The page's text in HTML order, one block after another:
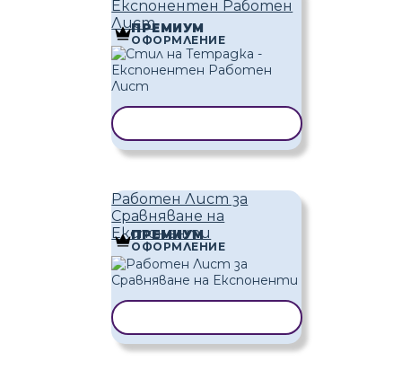
Експонентен Работен
Лист
ПРЕМИУМ
ОФОРМЛЕНИЕ
Работен Лист за
Сравняване на
Експоненти
ПРЕМИУМ
ОФОРМЛЕНИЕ